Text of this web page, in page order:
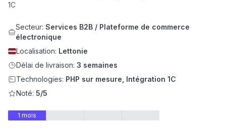
1C
Secteur: Services B2B / Plateforme de commerce
électronique
Localisation: Lettonie
Délai de livraison: 3 semaines
Technologies: PHP sur mesure, Intégration 1C
Noté: 5/5
1 mois